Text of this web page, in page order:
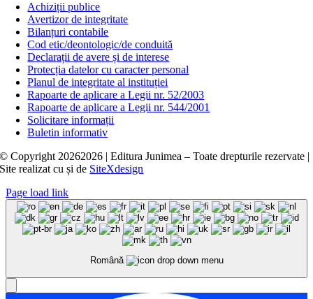
Achiziții publice
Avertizor de integritate
Bilanțuri contabile
Cod etic/deontologic/de conduită
Declarații de avere și de interese
Protecția datelor cu caracter personal
Planul de integritate al instituției
Rapoarte de aplicare a Legii nr. 52/2003
Rapoarte de aplicare a Legii nr. 544/2001
Solicitare informații
Buletin informativ
© Copyright 20262026 | Editura Junimea – Toate drepturile rezervate |
Site realizat cușide SiteXdesign
Page load link
Română